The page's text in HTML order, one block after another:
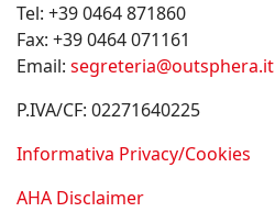
Tel: +39 0464 871860
Fax: +39 0464 071161
Email: segreteria@outsphera.it
P.IVA/CF: 02271640225
Informativa Privacy/Cookies
AHA Disclaimer